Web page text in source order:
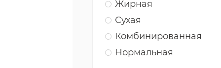
Жирная
Сухая
Комбинированная
Нормальная